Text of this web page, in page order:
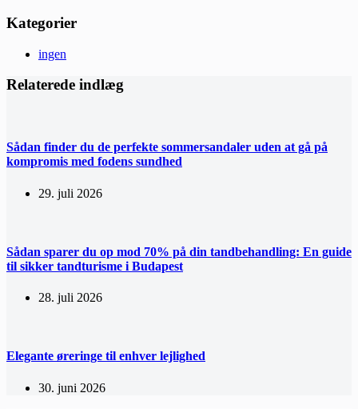
Kategorier
ingen
Relaterede indlæg
Sådan finder du de perfekte sommersandaler uden at gå på
kompromis med fodens sundhed
29. juli 2026
Sådan sparer du op mod 70% på din tandbehandling: En guide
til sikker tandturisme i Budapest
28. juli 2026
Elegante øreringe til enhver lejlighed
30. juni 2026